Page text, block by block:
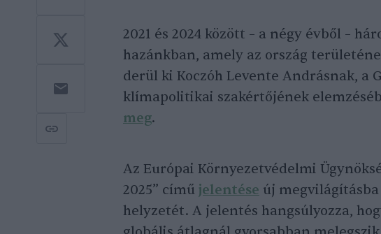
2021 és 2024 között – a négy évből –
hazánkban, amely az ország
derül ki Koczóh Levente Andrásnak, a
klímapolitikai szakértőjének
meg.
Az Európai Környezetvédelmi
2025” című jelentése új
helyzetét. A jelentés hangsúlyozza,